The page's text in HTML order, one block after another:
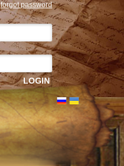
forgot password